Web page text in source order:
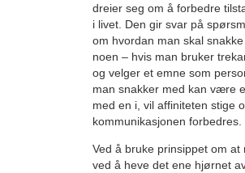
dreier seg om å forbedre
i livet. Den gir svar på
om hvordan man skal
noen – hvis man bruker
og velger et emne som
man snakker med kan være
med en i, vil affiniteten stige
kommunikasjonen forbedres.
Ved å bruke prinsippet om at
ved å heve det ene hjørnet